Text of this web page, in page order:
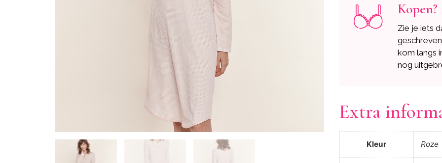
Kopen?
Zie je iets
kom langs
nog
Extra
Kleur Roze